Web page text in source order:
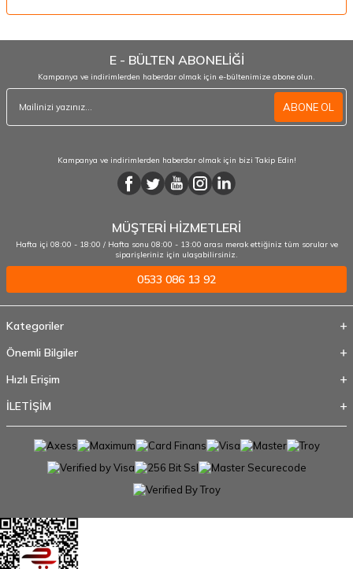
E - BÜLTEN ABONELİĞİ
Kampanya ve indirimlerden haberdar olmak için e-bültenimize abone olun.
ABONE OL
Kampanya ve indirimlerden haberdar olmak için bizi Takip Edin!
MÜŞTERİ HİZMETLERİ
Hafta içi 08:00 - 18:00 / Hafta sonu 08:00 - 13:00 arası merak ettiğiniz tüm sorular ve
siparişleriniz için ulaşabilirsiniz.
0533 086 13 92
Kategoriler
Önemli Bilgiler
Hızlı Erişim
İLETİŞİM